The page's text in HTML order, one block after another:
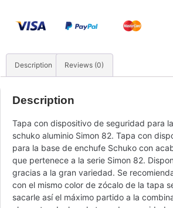
Description Reviews (0)
Description
Tapa con dispositivo de seguridad para
schuko aluminio Simon 82. Tapa con
para la base de enchufe Schuko con
que pertenece a la serie Simon 82.
gracias a la gran variedad. Se
con el mismo color de zócalo de la tapa
sacarle así el máximo partido a la